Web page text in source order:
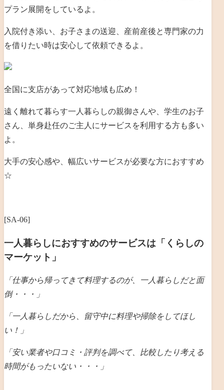
プラン展開をしているよ。
入院付き添い、お子さまの送迎、産前産後と専門家の力
を借りたい時は安心して依頼できるよ。
全国に支店があって対応地域も広め！
遠く離れて暮らす一人暮らしの親御さんや、学生のお子
さん、単身赴任のご主人にサービスを利用する方も多い
よ。
大手の安心感や、幅広いサービスが必要な方におすすめ
☆
[SA-06]
一人暮らしにおすすめのサービスは「くらしの
マーケット」
「仕事から帰ってきて料理するのが、一人暮らしだと面
倒・・・」
「一人暮らしだから、留守中に料理や掃除をしてほし
い！」
「安い業者や口コミ・評判を調べて、比較したり考える
時間がもったいない・・・」